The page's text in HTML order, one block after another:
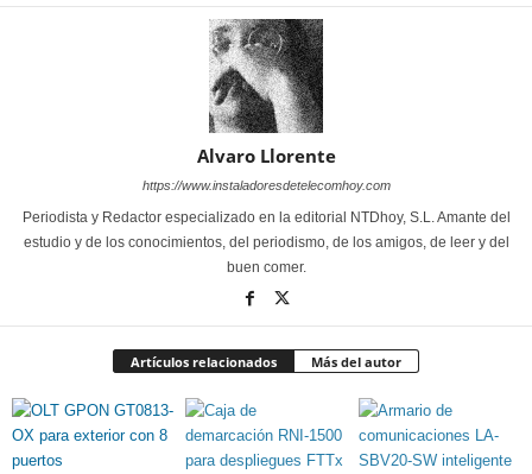
Alvaro Llorente
https://www.instaladoresdetelecomhoy.com
Periodista y Redactor especializado en la editorial NTDhoy, S.L. Amante del
estudio y de los conocimientos, del periodismo, de los amigos, de leer y del
buen comer.
Artículos relacionados Más del autor